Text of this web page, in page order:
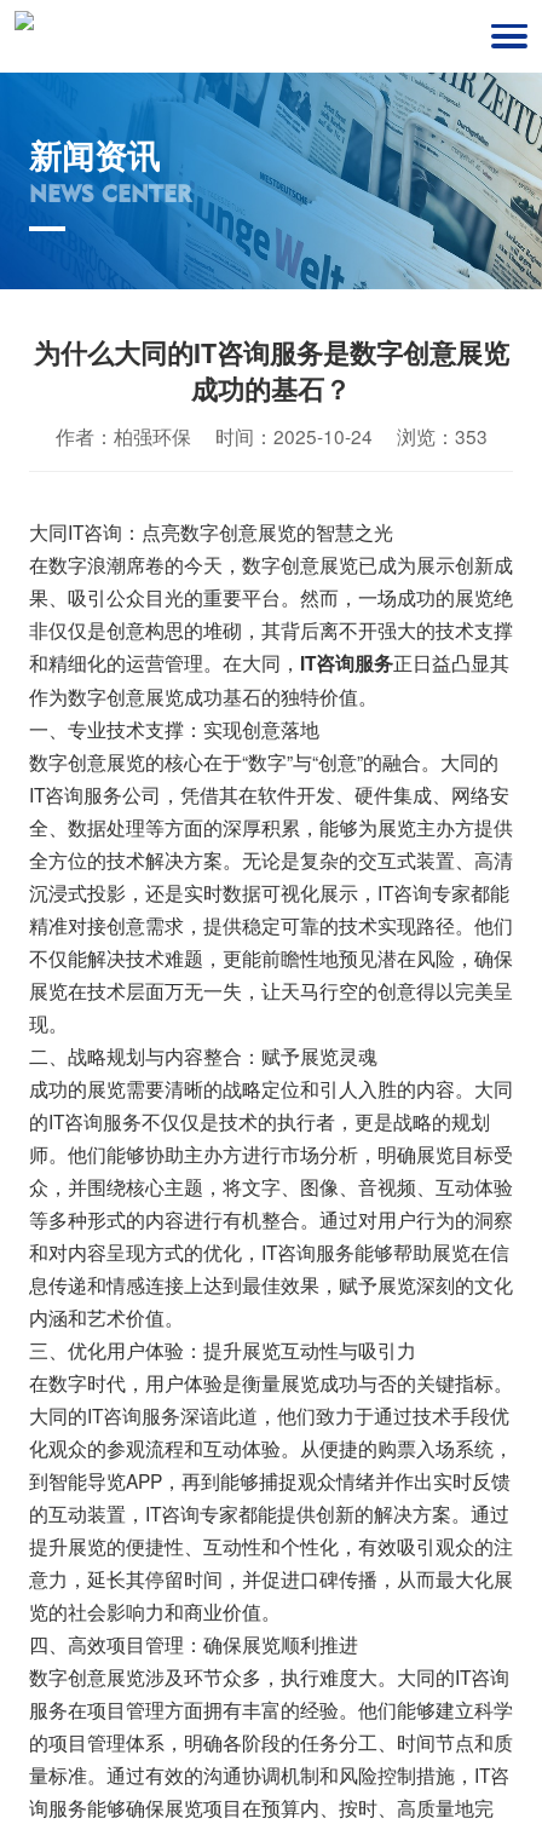
新闻资讯
NEWS CENTER
为什么大同的IT咨询服务是数字创意展览
成功的基石？
作者：柏强环保 时间：2025-10-24 浏览：353
大同IT咨询：点亮数字创意展览的智慧之光
在数字浪潮席卷的今天，数字创意展览已成为展示创新成
果、吸引公众目光的重要平台。然而，一场成功的展览绝
非仅仅是创意构思的堆砌，其背后离不开强大的技术支撑
和精细化的运营管理。在大同， IT咨询服务正日益凸显其
作为数字创意展览成功基石的独特价值。
一、专业技术支撑：实现创意落地
数字创意展览的核心在于“数字”与“创意”的融合。大同的
IT咨询服务公司，凭借其在软件开发、硬件集成、网络安
全、数据处理等方面的深厚积累，能够为展览主办方提供
全方位的技术解决方案。无论是复杂的交互式装置、高清
沉浸式投影，还是实时数据可视化展示，IT咨询专家都能
精准对接创意需求，提供稳定可靠的技术实现路径。他们
不仅能解决技术难题，更能前瞻性地预见潜在风险，确保
展览在技术层面万无一失，让天马行空的创意得以完美呈
现。
二、战略规划与内容整合：赋予展览灵魂
成功的展览需要清晰的战略定位和引人入胜的内容。大同
的IT咨询服务不仅仅是技术的执行者，更是战略的规划
师。他们能够协助主办方进行市场分析，明确展览目标受
众，并围绕核心主题，将文字、图像、音视频、互动体验
等多种形式的内容进行有机整合。通过对用户行为的洞察
和对内容呈现方式的优化，IT咨询服务能够帮助展览在信
息传递和情感连接上达到最佳效果，赋予展览深刻的文化
内涵和艺术价值。
三、优化用户体验：提升展览互动性与吸引力
在数字时代，用户体验是衡量展览成功与否的关键指标。
大同的IT咨询服务深谙此道，他们致力于通过技术手段优
化观众的参观流程和互动体验。从便捷的购票入场系统，
到智能导览APP，再到能够捕捉观众情绪并作出实时反馈
的互动装置，IT咨询专家都能提供创新的解决方案。通过
提升展览的便捷性、互动性和个性化，有效吸引观众的注
意力，延长其停留时间，并促进口碑传播，从而最大化展
览的社会影响力和商业价值。
四、高效项目管理：确保展览顺利推进
数字创意展览涉及环节众多，执行难度大。大同的IT咨询
服务在项目管理方面拥有丰富的经验。他们能够建立科学
的项目管理体系，明确各阶段的任务分工、时间节点和质
量标准。通过有效的沟通协调机制和风险控制措施，IT咨
询服务能够确保展览项目在预算内、按时、高质量地完